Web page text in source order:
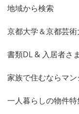
地域から検索
京都大学＆京都芸
書類DL & 入居者さ
家族で住むならマン
一人暮らしの物件特